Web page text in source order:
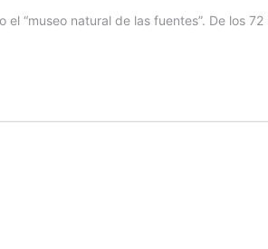
“museo natural de las fuentes”. De los